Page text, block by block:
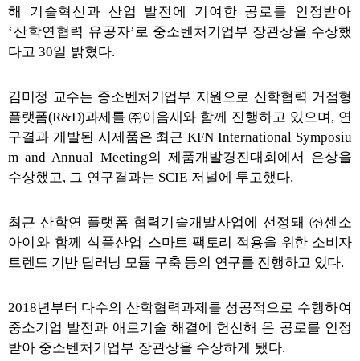
해 기술혁신과 산업 발전에 기여한 공로를 인정받아
‘산학연협력 유공자’로 중소벤처기업부 장관상을 수상했
다고30일 밝혔다.
김미정 교수는 중소벤처기업부 지원으로 산학협력 거점형
플랫폼(R&D)과제를 ㈜이음새와함께 진행하고 있으며 , 연
구결과 개발된 시제품은 최근KFN International Symposiu
m and Annual Meeting의 제품개발경진대회에서 은상을
수상했고, 그 연구결과는 SCIE 저널에 투고했다.
최근 산학연 플랫폼 협력기술개발사업에 선정돼 ㈜센소
아이와 함께 식품산업 스마트 팩토리 적용을 위한 소비자
트렌드 기반 딥러닝 모듈 구축 등의 연구를 진행하고 있다.
2018년부터 다수의 산학협력과제를 성공적으로 수행하여
중소기업 발전과 애로기술 해결에 헌신해 온 공로를 인정
받아 중소벤처기업부 장관상을 수상하게 됐다.